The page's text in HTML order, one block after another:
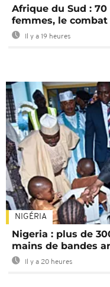
Afrique du Sud :
femmes, le
Il y a 19 heures
NIGÉRIA
Nigeria : plus de
mains de bandes
Il y a 20 heures